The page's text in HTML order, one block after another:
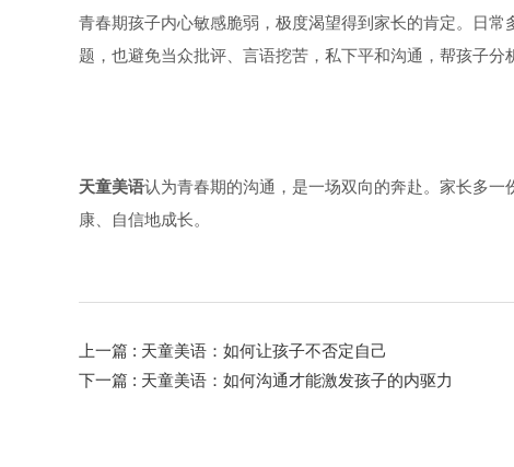
青春期孩子内心敏感脆弱，极度渴望得到家长的肯定。日
题，也避免当众批评、言语挖苦，私下平和沟通，帮孩子
天童美语认为青春期的沟通，是一场双向的奔赴。家长多
康、自信地成长。
上一篇 : 天童美语：如何让孩子不否定自己
下一篇 : 天童美语：如何沟通才能激发孩子的内驱力